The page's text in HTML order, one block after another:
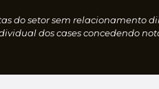
do setor sem relacionamento
dos cases concedendo